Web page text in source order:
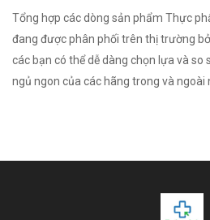
Tổng hợp các dòng sản phẩm Thực
đang được phân phối trên thị trường
các bạn có thể dễ dàng chọn lựa và so
ngủ ngon của các hãng trong và ngoài